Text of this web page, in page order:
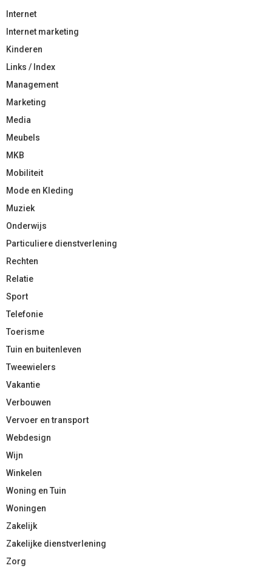
Internet
Internet marketing
Kinderen
Links / Index
Management
Marketing
Media
Meubels
MKB
Mobiliteit
Mode en Kleding
Muziek
Onderwijs
Particuliere dienstverlening
Rechten
Relatie
Sport
Telefonie
Toerisme
Tuin en buitenleven
Tweewielers
Vakantie
Verbouwen
Vervoer en transport
Webdesign
Wijn
Winkelen
Woning en Tuin
Woningen
Zakelijk
Zakelijke dienstverlening
Zorg